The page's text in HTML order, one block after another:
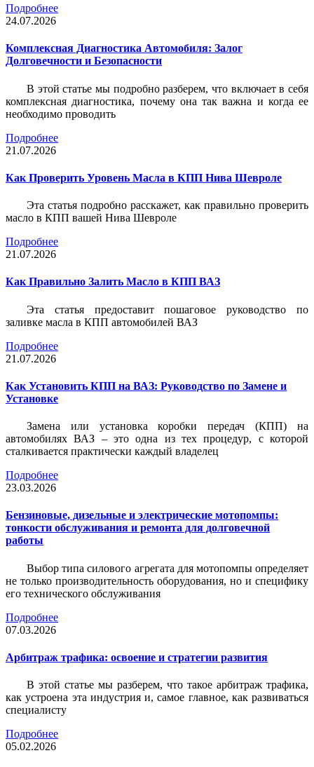
Подробнее
24.07.2026
Комплексная Диагностика Автомобиля: Залог
Долговечности и Безопасности
В этой статье мы подробно разберем, что включает в себя
комплексная диагностика, почему она так важна и когда ее
необходимо проводить
Подробнее
21.07.2026
Как Проверить Уровень Масла в КПП Нива Шевроле
Эта статья подробно расскажет, как правильно проверить
масло в КПП вашей Нива Шевроле
Подробнее
21.07.2026
Как Правильно Залить Масло в КПП ВАЗ
Эта статья предоставит пошаговое руководство по
заливке масла в КПП автомобилей ВАЗ
Подробнее
21.07.2026
Как Установить КПП на ВАЗ: Руководство по Замене и
Установке
Замена или установка коробки передач (КПП) на
автомобилях ВАЗ – это одна из тех процедур, с которой
сталкивается практически каждый владелец
Подробнее
23.03.2026
Бензиновые, дизельные и электрические мотопомпы:
тонкости обслуживания и ремонта для долговечной
работы
Выбор типа силового агрегата для мотопомпы определяет
не только производительность оборудования, но и специфику
его технического обслуживания
Подробнее
07.03.2026
Арбитраж трафика: освоение и стратегии развития
В этой статье мы разберем, что такое арбитраж трафика,
как устроена эта индустрия и, самое главное, как развиваться
специалисту
Подробнее
05.02.2026